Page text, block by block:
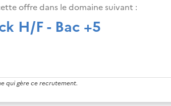
offre dans le domaine suivant :
H/F - Bac +5
qui gère ce recrutement.